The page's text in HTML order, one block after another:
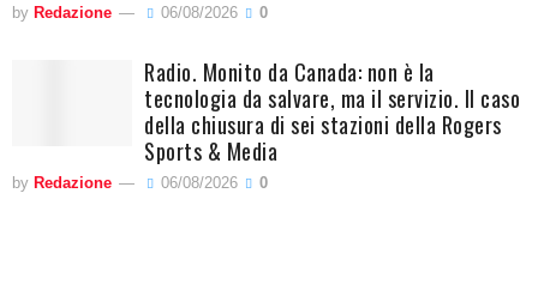
by Redazione 06/08/2026 0
Radio. Monito da Canada: non è la
tecnologia da salvare, ma il servizio. Il caso
della chiusura di sei stazioni della Rogers
Sports & Media
by Redazione 06/08/2026 0